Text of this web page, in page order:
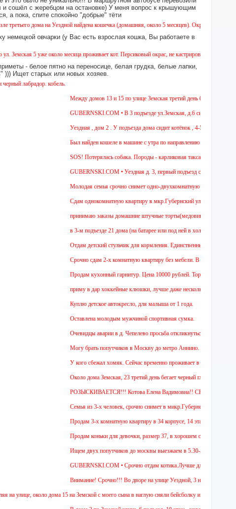
и сошёл с жеребцом на остановке) У меня вопрос к крышующим
спите спокойно "добрые" тёти
дома на Уездной найдена кошечка (домашняя, около 5 месяцев). Окрас - камышовый, на
овчарки (у Вас есть взрослая кошка, Вы работаете в
5 уже около месяца проживает кот. Персиковый окрас, не кастрирован, возраст менее
- белое пятно на переносице, белая грудка, белые лапки,
))) Ищет старых или новых хозяев.
кобель.
Между домов 13 и 15 по улице Земская третий день бегает собака из
GUBERNSKI.COM • В 3 подъезде ул.Земская, д.6 сидит очень
Уездная , дом 2 . У подъезда дома сидит котёнок , 4-5 мес , девочка.
Был найден кошеле в машине с утра по направлению в
SOS! Потерялась собака. Породы - карликовая такса. Уважаемые
GUBERNSKI.COM • Уездная д. 3, первый подъезд сидит
Молодая семья срочно снимет одно-двухкомнатную квартиру на
Cдам однокомнатную квартиру в мкр.Губернский ул.Земская. Ремонт
принимаю заказы домашние штучные торты(медовик, муравейник,
в 3-м подъезде 21 дома (на батарее или под ней в холле) тоскует и
Отдам детский стульчик для кормления. Единственный минус - нет
Срочно сдам 2-х комнатную квартиру без мебели. В Чехове буду
Продам кухонный гарнитур. Цена 10000 рублей. Торг уместен.
приму в дар хоккейные клюшки, лучше даже несколько:)
Куплю детское автокресло, для малыша от 1 года.
Оставлена молодым мужчиной спортивная сумка.
Очевидцы аварии в д. Чепелево просьба откликнуться.
Могу брать попутчиков в Москву до метро Аннино. Отъезд 6.45 от
У кого сбежал хомяк. Сейчас временно проживает в 48 квартире (9
Около дома Земская, 23 третий день бегает черный гладкошерстый
РОЗЫСКИВАЕТСЯ!!! Котова Елена Вадимовна!! СРОЧНО
Семья из 3-х человек, срочно снимет в микр.Губернский 1 или 2-х
Продам 3-х комнатную квартиру в 34 корпусе, 14 этаж, общ. пл. 88
Продам коньки для девочки, размер 37, в хорошем состоянии.
Ищем двух попутчиков до москвы выезжаем в 5.30-5.45 и обратно в
GUBERNSKI.COM • Срочно отдам котика.Лучше для проживания в
Внимание! Срочно!!! Во дворе на улице Уездной, 3 найден щенок.
около дома 15 на Земской с моего сына в наглую сняли бейсболку и убежали 2